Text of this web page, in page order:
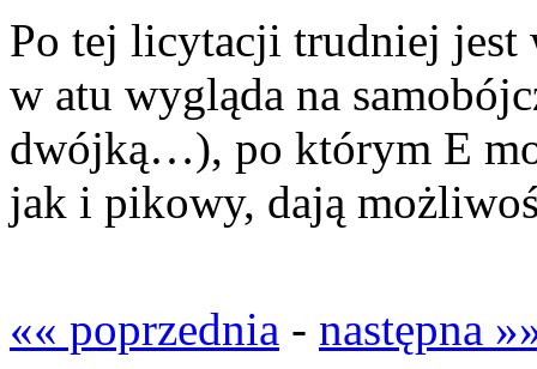
Po tej licytacji trudniej
w atu wygląda na
dwójką…), po którym E
jak i pikowy, dają
«« poprzednia - następna